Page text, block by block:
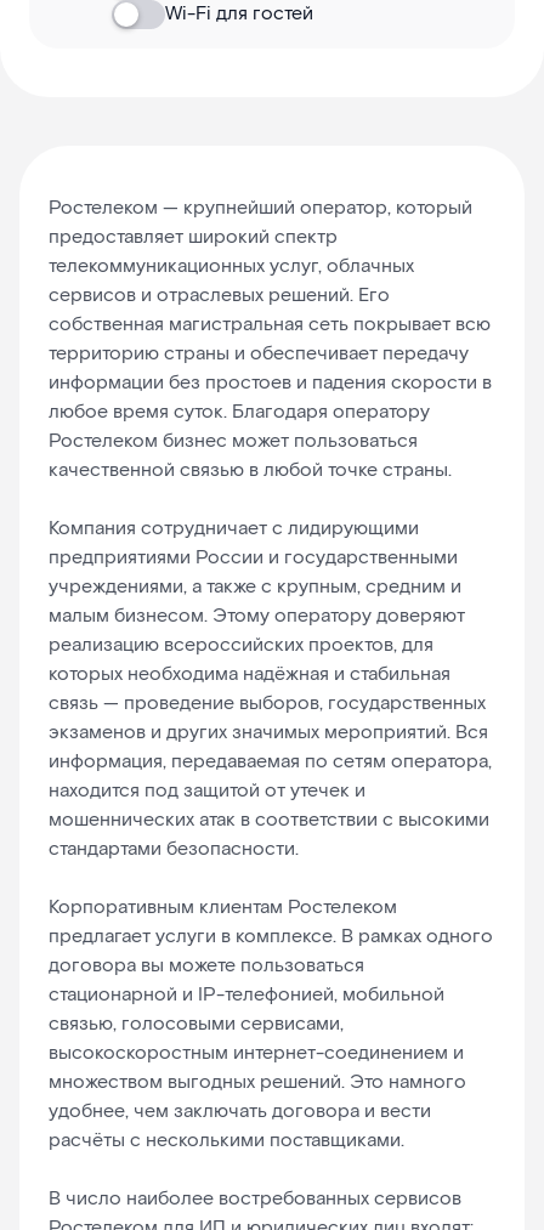
Wi-Fi для гостей
Ростелеком — крупнейший оператор, который
предоставляет широкий спектр
телекоммуникационных услуг, облачных
сервисов и отраслевых решений. Его
собственная магистральная сеть покрывает всю
территорию страны и обеспечивает передачу
информации без простоев и падения скорости в
любое время суток. Благодаря оператору
Ростелеком бизнес может пользоваться
качественной связью в любой точке страны.
Компания сотрудничает с лидирующими
предприятиями России и государственными
учреждениями, а также с крупным, средним и
малым бизнесом. Этому оператору доверяют
реализацию всероссийских проектов, для
которых необходима надёжная и стабильная
связь — проведение выборов, государственных
экзаменов и других значимых мероприятий. Вся
информация, передаваемая по сетям оператора,
находится под защитой от утечек и
мошеннических атак в соответствии с высокими
стандартами безопасности.
Корпоративным клиентам Ростелеком
предлагает услуги в комплексе. В рамках одного
договора вы можете пользоваться
стационарной и IP-телефонией, мобильной
связью, голосовыми сервисами,
высокоскоростным интернет-соединением и
множеством выгодных решений. Это намного
удобнее, чем заключать договора и вести
расчёты с несколькими поставщиками.
В число наиболее востребованных сервисов